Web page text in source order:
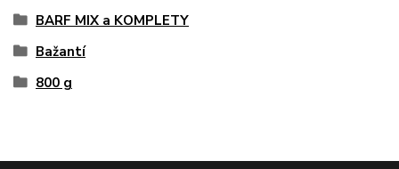
BARF MIX a KOMPLETY
Bažantí
800 g